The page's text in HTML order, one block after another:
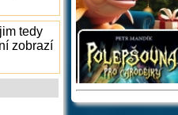
tedy
zobrazí